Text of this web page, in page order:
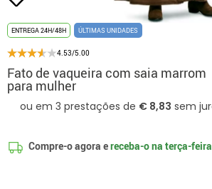
ENTREGA 24H/48H ÚLTIMAS UNIDADES
4.53/5.00
Fato de vaqueira com saia marrom
para mulher
Compre-o agora ereceba-o na terça-feira